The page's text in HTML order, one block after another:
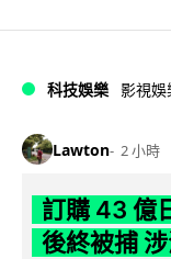
科技娛樂 影視娛
Lawton 2 小時
訂購 43 億
後終被捕